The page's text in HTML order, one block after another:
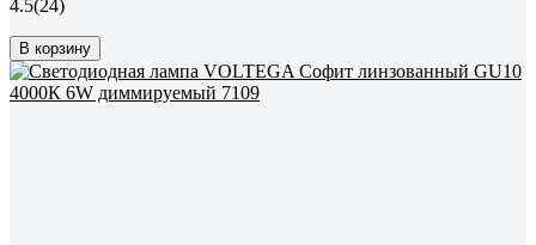
4.5(24)
В корзину